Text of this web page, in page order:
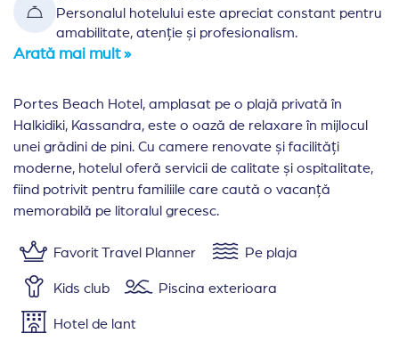
Portes Beach Hotel, amplasat pe o plajă privată în
Halkidiki, Kassandra, este o oază de relaxare în mijlocul
unei grădini de pini. Cu camere renovate și facilități
moderne, hotelul oferă servicii de calitate și ospitalitate,
fiind potrivit pentru familiile care caută o vacanță
memorabilă pe litoralul grecesc.
Favorit Travel Planner Pe plaja
Kids club Piscina exterioara
Hotel de lant
Personalul hotelului este apreciat constant pentru
amabilitate, atenție și profesionalism.
Arată mai mult »